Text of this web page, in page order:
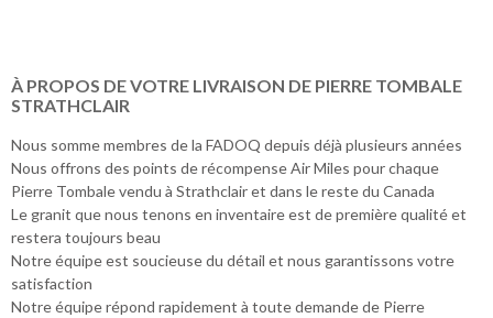
À PROPOS DE VOTRE LIVRAISON DE PIERRE TOMBALE
STRATHCLAIR
Nous somme membres de la FADOQ depuis déjà plusieurs années
Nous offrons des points de récompense Air Miles pour chaque
Pierre Tombale vendu à Strathclair et dans le reste du Canada
Le granit que nous tenons en inventaire est de première qualité et
restera toujours beau
Notre équipe est soucieuse du détail et nous garantissons votre
satisfaction
Notre équipe répond rapidement à toute demande de Pierre